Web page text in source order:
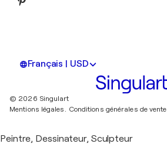
Français | USD
© 2026 Singulart
Mentions légales. Conditions générales de vente
Peintre, Dessinateur, Sculpteur